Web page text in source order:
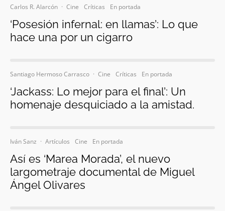
Carlos R. Alarcón · Cine Críticas En portada
‘Posesión infernal: en llamas’: Lo que
hace una por un cigarro
Santiago Hermoso Carrasco · Cine Críticas En portada
‘Jackass: Lo mejor para el final’: Un
homenaje desquiciado a la amistad.
Iván Sanz · Artículos Cine En portada
Así es ‘Marea Morada’, el nuevo
largometraje documental de Miguel
Ángel Olivares